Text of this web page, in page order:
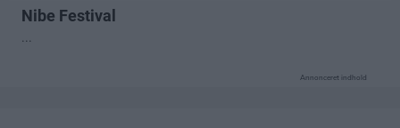
Annonceret indhold